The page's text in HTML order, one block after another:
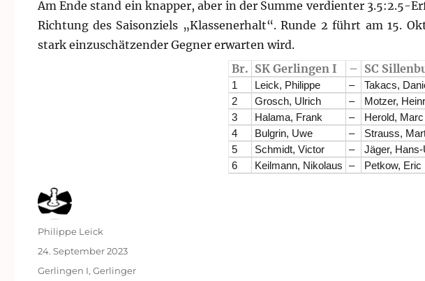
Am Ende stand ein knapper, aber in der Summe verdienter 3.5:2.5-
Richtung des Saisonziels „Klassenerhalt“. Runde 2 führt am 15.
stark einzuschätzender Gegner erwarten wird.
Br. SK Gerlingen I – SC
1 Leick, Philippe – Takacs,
2
Grosch, Ulrich – Motzer,
3
Halama, Frank – Herold, Marc
4
Bulgrin, Uwe – Strauss,
5
Schmidt, Victor – Jäger,
6
Keilmann, Nikolaus – Petkow, Eric
Autor
Philippe Leick
Veröffentlicht
am
24. September 2023
Kategorien
Gerlingen I, Gerlinger